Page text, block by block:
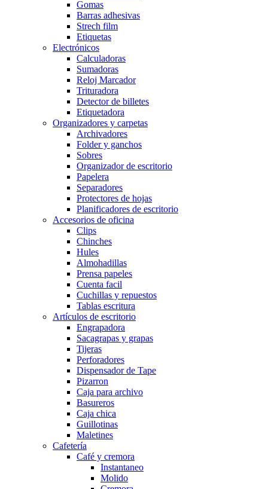
Gomas
Barras adhesivas
Strech film
Etiquetas
Electrónicos
Calculadoras
Sumadoras
Reloj Marcador
Trituradora
Detector de billetes
Etiquetadora
Organizadores y carpetas
Archivadores
Folder y ganchos
Sobres
Organizador de escritorio
Papelera
Separadores
Protectores de hojas
Planificadores de escritorio
Accesorios de oficina
Clips
Chinches
Hules
Almohadillas
Prensa papeles
Cuenta facil
Cuchillas y repuestos
Tablas escritura
Artículos de escritorio
Engrapadora
Sacagrapas y grapas
Tijeras
Perforadores
Dispensador de Tape
Pizarron
Caja para archivo
Basureros
Caja chica
Guillotinas
Maletines
Cafetería
Café y cremora
Instantaneo
Molido